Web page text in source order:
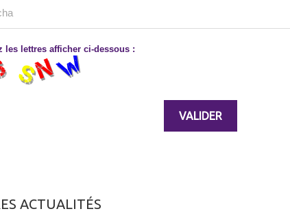
les lettres afficher ci-dessous :
ACTUALITÉS